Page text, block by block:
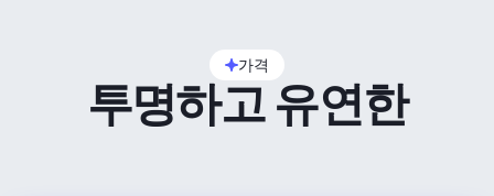
가격
투명하고 유연한